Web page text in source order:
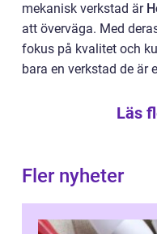
mekanisk verkstad är
att överväga. Med
fokus på kvalitet och
bara en verkstad de är
Läs
Fler nyheter